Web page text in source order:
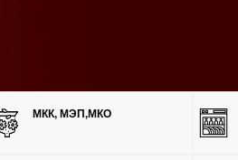
МКК, МЭП,МКО